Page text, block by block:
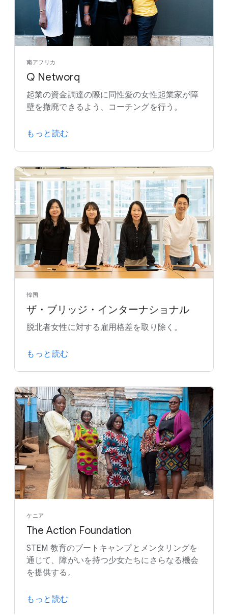
南アフリカ
Q Networq
起業の資金調達の際に同性愛の女性起業家が障
壁を撤廃できるよう、コーチングを行う。
もっと読む
韓国
ザ・ブリッジ・インターナショナル
脱北者女性に対する雇用格差を取り除く。
もっと読む
ケニア
The Action Foundation
STEM 教育のブートキャンプとメンタリングを
通じて、障がいを持つ少女たちにさらなる機会
を提供する。
もっと読む